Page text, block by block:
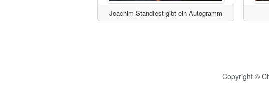
Joachim Standfest gibt ein Autogramm
Copyright ©